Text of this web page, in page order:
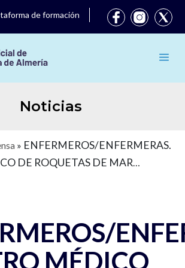
de formación
Noticias
» ENFERMEROS/ENFERMERAS.
DE ROQUETAS DE MAR
MÉDICO